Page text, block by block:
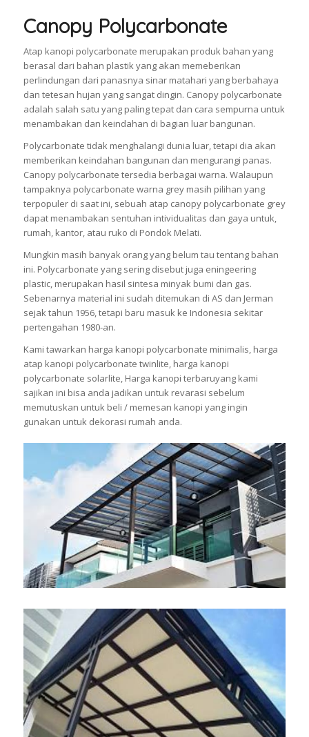
Canopy Polycarbonate
Atap kanopi polycarbonate merupakan produk bahan yang
berasal dari bahan plastik yang akan memeberikan
perlindungan dari panasnya sinar matahari yang berbahaya
dan tetesan hujan yang sangat dingin. Canopy polycarbonate
adalah salah satu yang paling tepat dan cara sempurna untuk
menambakan dan keindahan di bagian luar bangunan.
Polycarbonate tidak menghalangi dunia luar, tetapi dia akan
memberikan keindahan bangunan dan mengurangi panas.
Canopy polycarbonate tersedia berbagai warna. Walaupun
tampaknya polycarbonate warna grey masih pilihan yang
terpopuler di saat ini, sebuah atap canopy polycarbonate grey
dapat menambakan sentuhan intividualitas dan gaya untuk,
rumah, kantor, atau ruko di Pondok Melati.
Mungkin masih banyak orang yang belum tau tentang bahan
ini. Polycarbonate yang sering disebut juga eningeering
plastic, merupakan hasil sintesa minyak bumi dan gas.
Sebenarnya material ini sudah ditemukan di AS dan Jerman
sejak tahun 1956, tetapi baru masuk ke Indonesia sekitar
pertengahan 1980-an.
Kami tawarkan harga kanopi polycarbonate minimalis, harga
atap kanopi polycarbonate twinlite, harga kanopi
polycarbonate solarlite, Harga kanopi terbaruyang kami
sajikan ini bisa anda jadikan untuk revarasi sebelum
memutuskan untuk beli / memesan kanopi yang ingin
gunakan untuk dekorasi rumah anda.